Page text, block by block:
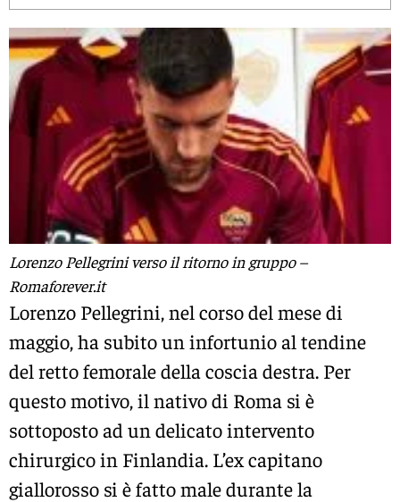
Lorenzo Pellegrini verso il ritorno in gruppo –
Romaforever.it
Lorenzo Pellegrini, nel corso del mese di
maggio, ha subito un infortunio al tendine
del retto femorale della coscia destra. Per
questo motivo, il nativo di Roma si è
sottoposto ad un delicato intervento
chirurgico in Finlandia. L’ex capitano
giallorosso si è fatto male durante la